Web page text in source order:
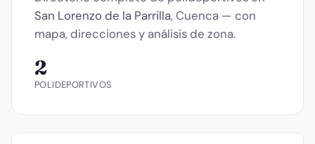
San Lorenzo de la Parrilla, Cuenca — con
mapa, direcciones y análisis de zona.
2
POLIDEPORTIVOS